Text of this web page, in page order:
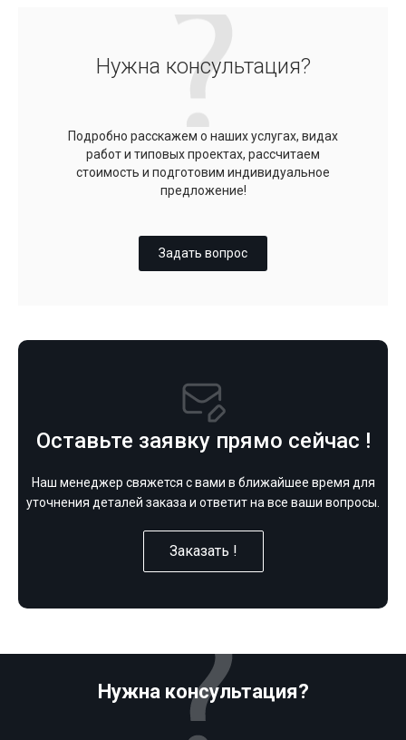
Нужна консультация?
Подробно расскажем о наших услугах, видах
работ и типовых проектах, рассчитаем
стоимость и подготовим индивидуальное
предложение!
Задать вопрос
Оставьте заявку прямо сейчас !
Наш менеджер свяжется с вами в ближайшее время для
уточнения деталей заказа и ответит на все ваши вопросы.
Заказать !
Нужна консультация?